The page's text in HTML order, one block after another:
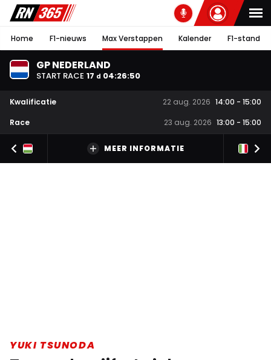
Home F1-nieuws Max Verstappen Kalender F1-stand
GP NEDERLAND
START RACE 17 d 04:26:49
Kwalificatie 22 aug. 2026 14:00 - 15:00
Race
23 aug. 2026 13:00 - 15:00
MEER INFORMATIE
YUKI TSUNODA